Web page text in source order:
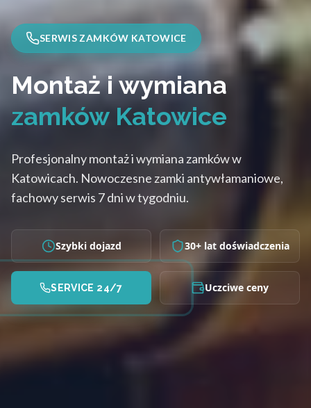
SERWIS ZAMKÓW KATOWICE
Montaż i wymiana
zamków Katowice
Profesjonalny montaż i wymiana zamków w
Katowicach. Nowoczesne zamki antywłamaniowe,
fachowy serwis 7 dni w tygodniu.
Szybki dojazd 30+ lat doświadczenia
SERVICE 24/7 Uczciwe ceny